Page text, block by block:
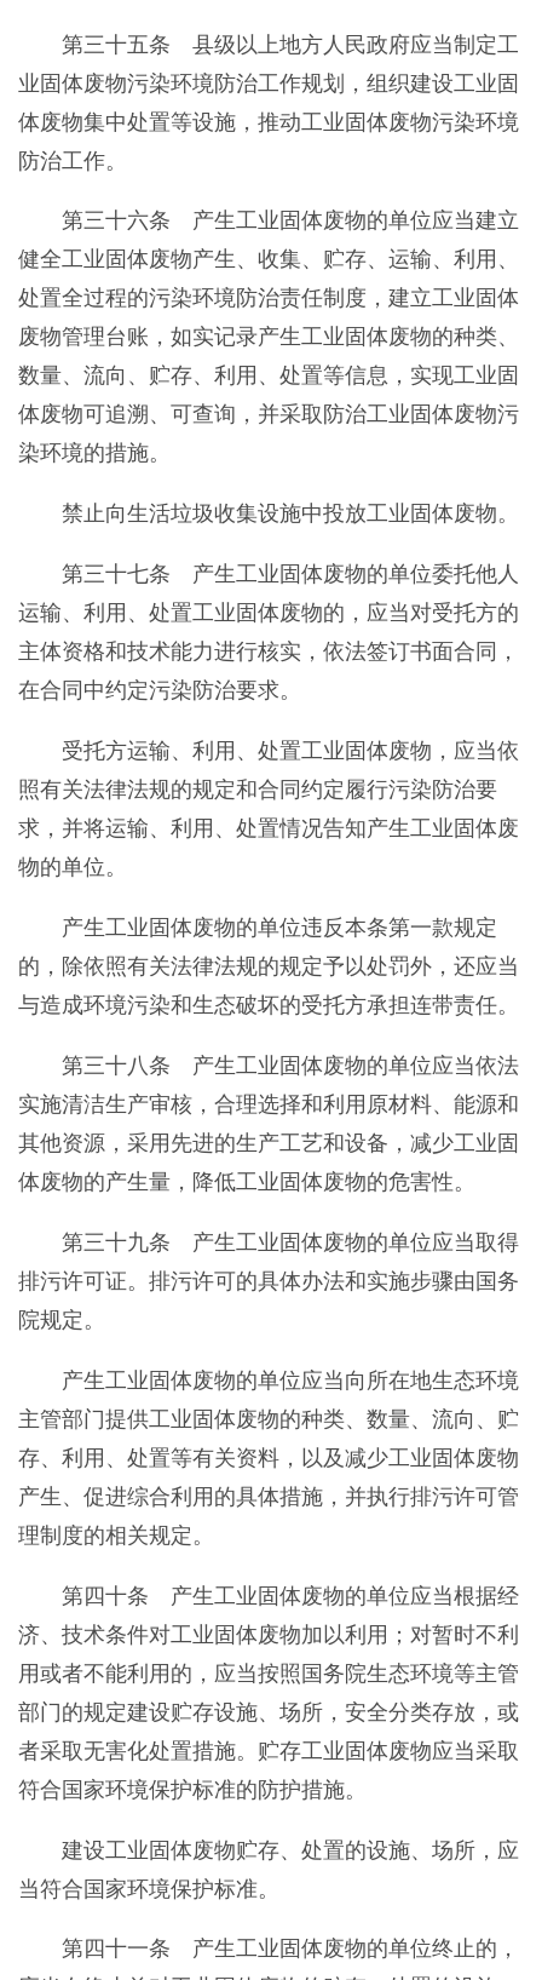
第三十五条 县级以上地方人民政府应当制定工
业固体废物污染环境防治工作规划，组织建设工业固
体废物集中处置等设施，推动工业固体废物污染环境
防治工作。
第三十六条 产生工业固体废物的单位应当建立
健全工业固体废物产生、收集、贮存、运输、利用、
处置全过程的污染环境防治责任制度，建立工业固体
废物管理台账，如实记录产生工业固体废物的种类、
数量、流向、贮存、利用、处置等信息，实现工业固
体废物可追溯、可查询，并采取防治工业固体废物污
染环境的措施。
禁止向生活垃圾收集设施中投放工业固体废物。
第三十七条 产生工业固体废物的单位委托他人
运输、利用、处置工业固体废物的，应当对受托方的
主体资格和技术能力进行核实，依法签订书面合同，
在合同中约定污染防治要求。
受托方运输、利用、处置工业固体废物，应当依
照有关法律法规的规定和合同约定履行污染防治要
求，并将运输、利用、处置情况告知产生工业固体废
物的单位。
产生工业固体废物的单位违反本条第一款规定
的，除依照有关法律法规的规定予以处罚外，还应当
与造成环境污染和生态破坏的受托方承担连带责任。
第三十八条 产生工业固体废物的单位应当依法
实施清洁生产审核，合理选择和利用原材料、能源和
其他资源，采用先进的生产工艺和设备，减少工业固
体废物的产生量，降低工业固体废物的危害性。
第三十九条 产生工业固体废物的单位应当取得
排污许可证。排污许可的具体办法和实施步骤由国务
院规定。
产生工业固体废物的单位应当向所在地生态环境
主管部门提供工业固体废物的种类、数量、流向、贮
存、利用、处置等有关资料，以及减少工业固体废物
产生、促进综合利用的具体措施，并执行排污许可管
理制度的相关规定。
第四十条 产生工业固体废物的单位应当根据经
济、技术条件对工业固体废物加以利用；对暂时不利
用或者不能利用的，应当按照国务院生态环境等主管
部门的规定建设贮存设施、场所，安全分类存放，或
者采取无害化处置措施。贮存工业固体废物应当采取
符合国家环境保护标准的防护措施。
建设工业固体废物贮存、处置的设施、场所，应
当符合国家环境保护标准。
第四十一条 产生工业固体废物的单位终止的，